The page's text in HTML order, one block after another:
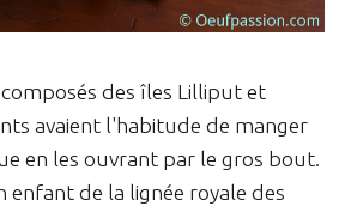
des îles Lilliput et
avaient l'habitude de manger
en les ouvrant par le gros bout.
de la lignée royale des